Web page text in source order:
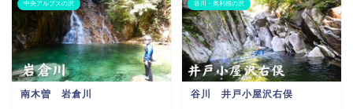
中央アルプスの沢
南木曽 岩倉川
谷川・奥利根の沢
谷川 井戸小屋沢右俣